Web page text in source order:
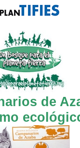
de